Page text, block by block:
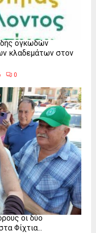
ογκωδών
κλαδεμάτων στον
0
οι δύο
Φίχτια...